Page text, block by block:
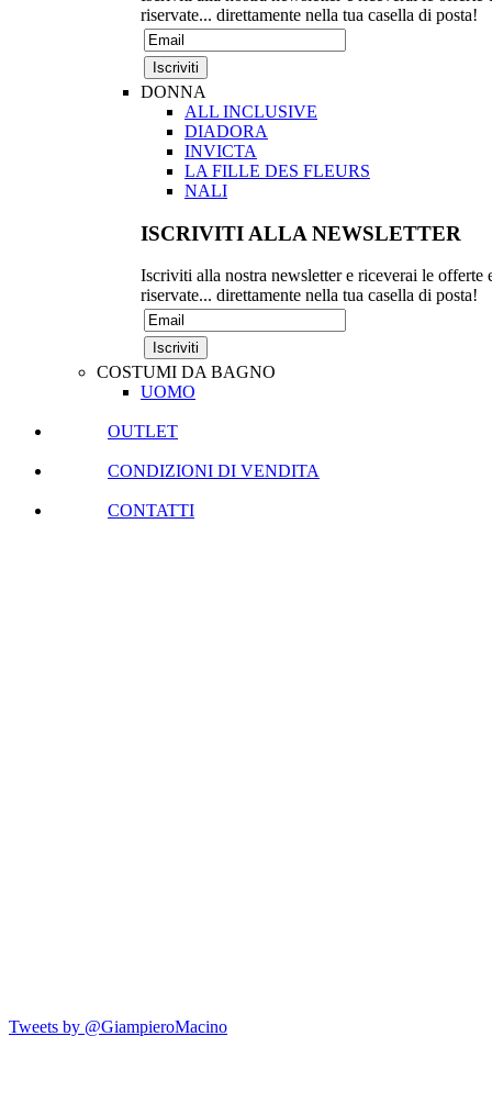
riservate... direttamente nella tua casella di posta!
DONNA
ALL INCLUSIVE
DIADORA
INVICTA
LA FILLE DES FLEURS
NALI
ISCRIVITI ALLA NEWSLETTER
Iscriviti alla nostra newsletter e riceverai le offerte
riservate... direttamente nella tua casella di posta!
COSTUMI DA BAGNO
UOMO
OUTLET
CONDIZIONI DI VENDITA
CONTATTI
Tweets by @GiampieroMacino